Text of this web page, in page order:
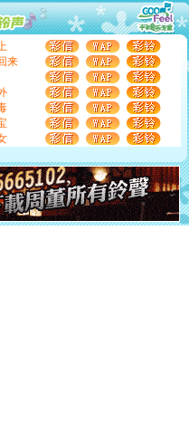
！千万不要忘记我！
日子才会想起你,而是这样的日子才
你,告诉你,圣诞要快乐!新年要快乐!天
福的心,在这个特别的日子里,愿幸福,
切美好的祝愿与你同在.圣诞快乐!
触电；看不到你我要充电；没有你我会
业，想你是我事业，抱你是我特长，吻
之恋祝你新年快乐
许三个愿望，一是今生今世和你在一
你在一起；三是三生三世和你不再分
新年快乐
头离去那一刻，你在我身后无助地哭
我多么爱你。我转身抱住你：这猪不
你新年快乐。
来